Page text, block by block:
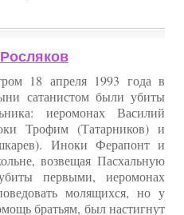
18 апреля 1993 года в
сатанистом были убиты
иеромонах Василий
Трофим (Татарников) и
Иноки Ферапонт и
возвещая Пасхальную
первыми, иеромонах
молящихся, но у
братьям, был настигнут